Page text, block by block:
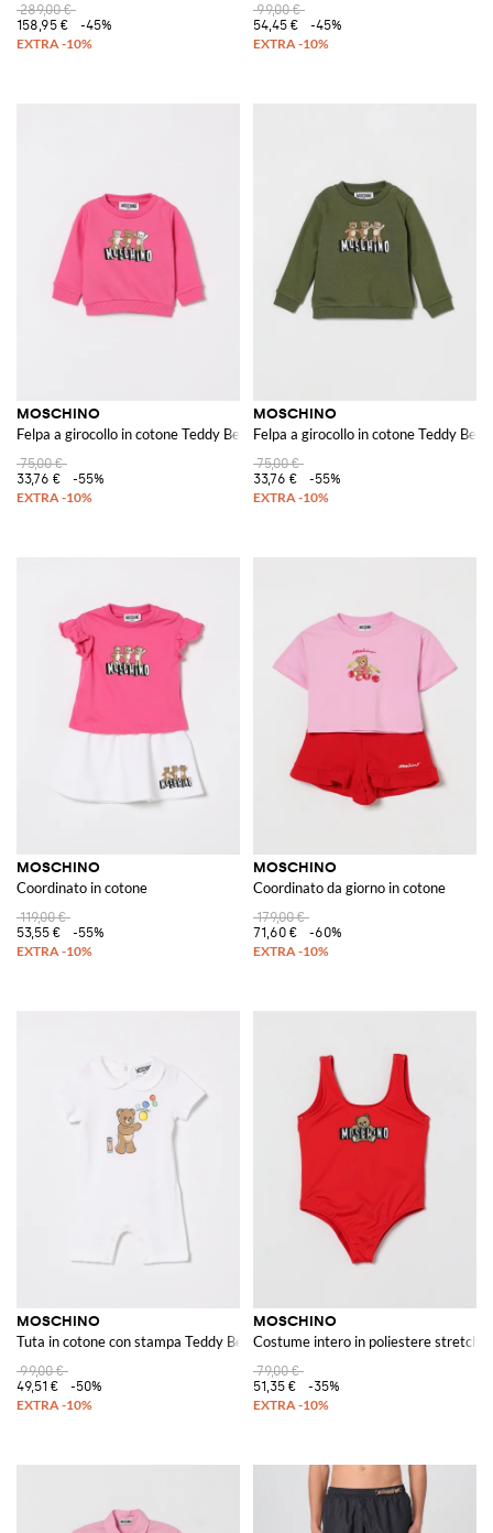
289,00 €
158,95 €
-45%
99,00 €
54,45 €
-45%
MOSCHINO
Felpa a girocollo in cotone Teddy Bear
75,00 €
33,76 €
-55%
MOSCHINO
Felpa a girocollo in cotone Teddy Bear
75,00 €
33,76 €
-55%
MOSCHINO
Coordinato in cotone
119,00 €
53,55 €
-55%
MOSCHINO
Coordinato da giorno in cotone
179,00 €
71,60 €
-60%
MOSCHINO
Tuta in cotone con stampa Teddy Bear
99,00 €
49,51 €
-50%
MOSCHINO
Costume intero in poliestere stretch
79,00 €
51,35 €
-35%